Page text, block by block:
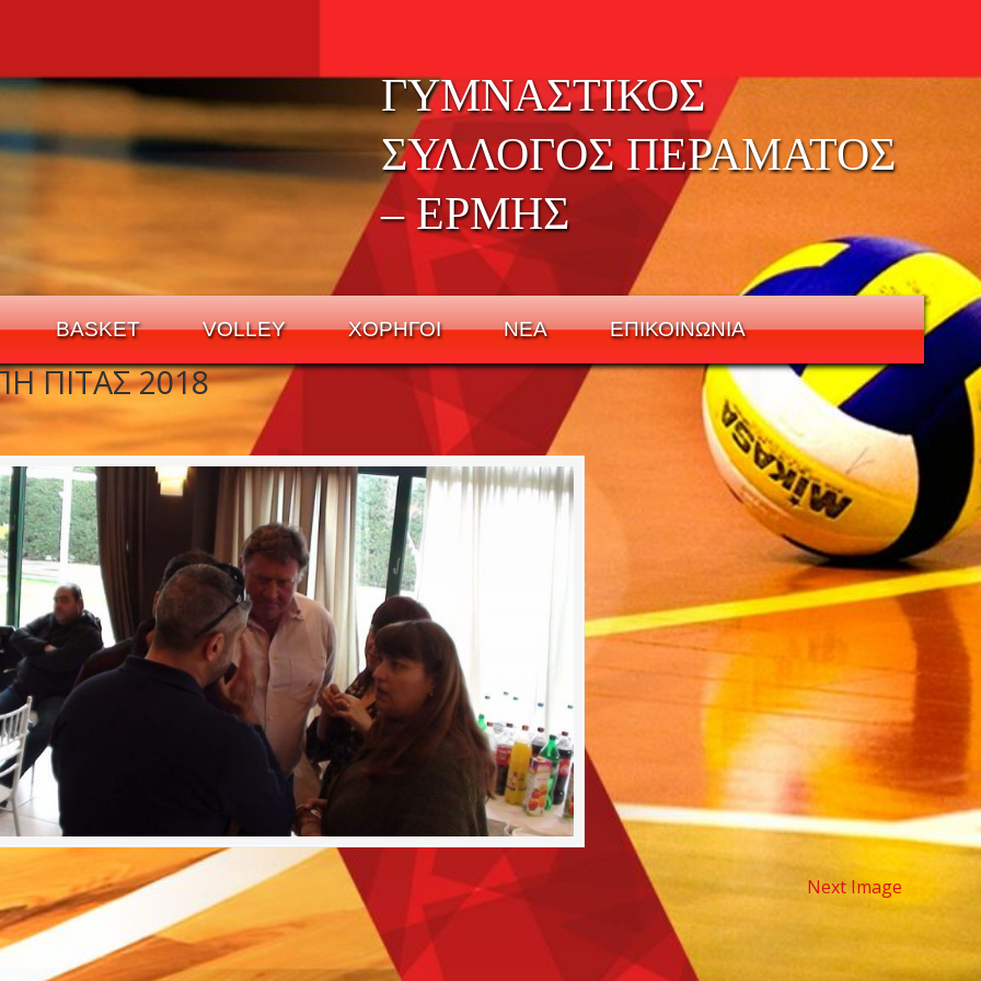
ΓΥΜΝΑΣΤΙΚΟΣ
ΣΥΛΛΟΓΟΣ ΠΕΡΑΜΑΤΟΣ
– ΕΡΜΗΣ
BASKET VOLLEY ΧΟΡΗΓΟΙ ΝΕΑ ΕΠΙΚΟΙΝΩΝΙΑ
ΠΙΤΑΣ 2018
Next Image